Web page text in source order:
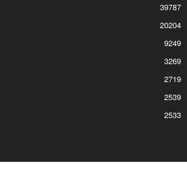
39787
20204
9249
3269
2719
2539
2533